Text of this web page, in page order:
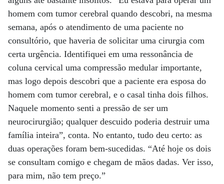
homem com tumor cerebral quando descobri, na mesma
semana, após o atendimento de uma paciente no
consultório, que haveria de solicitar uma cirurgia com
certa urgência. Identifiquei em uma ressonância de
coluna cervical uma compressão medular importante,
mas logo depois descobri que a paciente era esposa do
homem com tumor cerebral, e o casal tinha dois filhos.
Naquele momento senti a pressão de ser um
neurocirurgião; qualquer descuido poderia destruir uma
família inteira”, conta. No entanto, tudo deu certo: as
duas operações foram bem-sucedidas. “Até hoje os dois
se consultam comigo e chegam de mãos dadas. Ver isso,
para mim, não tem preço.”